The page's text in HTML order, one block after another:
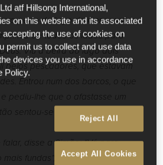
perto do lago de Genesaré, e
de todos os lados para
Viu à beira do lago dois
pelos pescadores, que estavam
Entrou num dos barcos, o que
pediu-lhe que o afastasse um
sentou-se e do barco
disse a Simão: “Vá para
mais fundas”, e a todos: “Lancem
atf Hillsong International,
on this website and its associated
the use of cookies on
permit us to collect and use data
devices you use in accordance
Policy.
Reject All
Accept All Cookies